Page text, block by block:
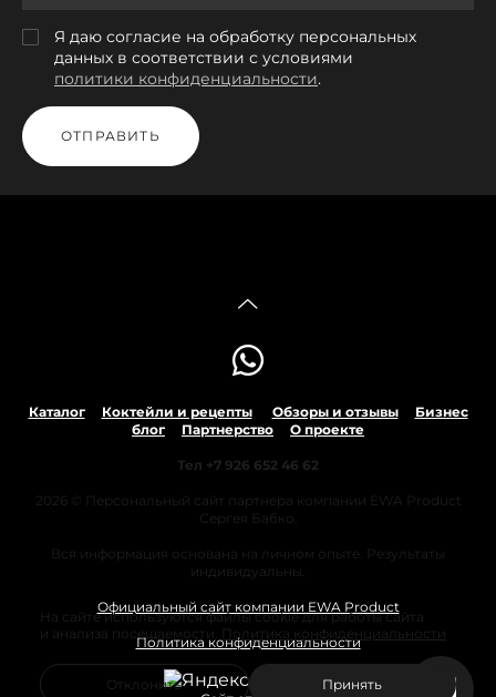
Я даю согласие на обработку персональных
данных в соответствии с условиями
политики конфиденциальности.
ОТПРАВИТЬ
Каталог Коктейли и рецепты Обзоры и отзывы
Бизнес
блог
Партнерство О проекте
Тел +7 926 652 46 62
2026 © Персональный сайт партнера компании EWA Product
Сергея Бабко.
Вся информация основана на личном опыте. Результаты
индивидуальны.
Официальный сайт компании EWA Product
Политика конфиденциальности
На сайте используются файлы cookie для работы сайта
и анализа посещаемости.
Политика конфиденциальности
Отклонить Принять